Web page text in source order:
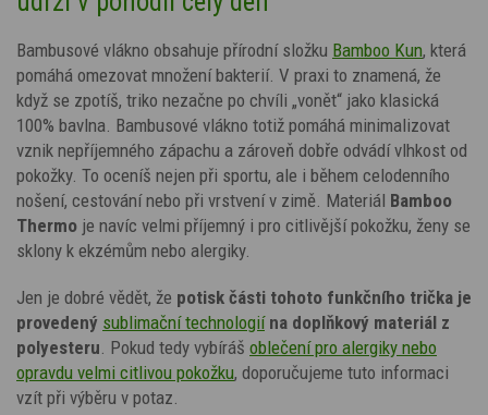
Bambusové vlákno obsahuje přírodní složku Bamboo Kun, která
pomáhá omezovat množení bakterií. V praxi to znamená, že
když se zpotíš, triko nezačne po chvíli „vonět“ jako klasická
100% bavlna. Bambusové vlákno totiž pomáhá minimalizovat
vznik nepříjemného zápachu a zároveň dobře odvádí vlhkost od
pokožky. To oceníš nejen při sportu, ale i během celodenního
nošení, cestování nebo při vrstvení v zimě. Materiál Bamboo
Thermo je navíc velmi příjemný i pro citlivější pokožku, ženy se
sklony k ekzémům nebo alergiky.
Jen je dobré vědět, že potisk části tohoto funkčního trička je
provedený sublimační technologiína doplňkový materiál z
polyesteru . Pokud tedy vybíráš oblečení pro alergiky nebo
opravdu velmi citlivou pokožku, doporučujeme tuto informaci
vzít při výběru v potaz.